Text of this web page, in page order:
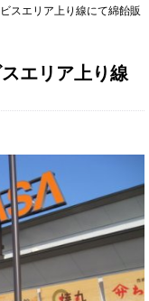
スエリア上り線にて綿飴販
エリア上り線